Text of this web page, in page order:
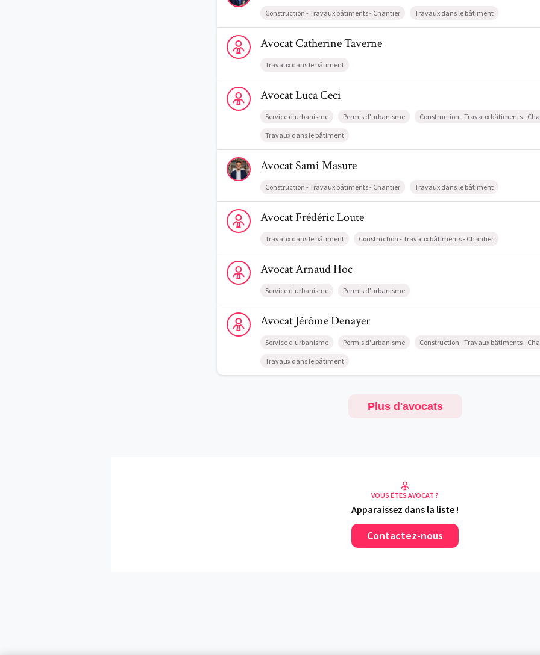
Construction - Travaux bâtiments - Chantier Travaux dans le bâtiment
Voir le profil de AvocatCatherine Taverne
AvocatCatherineTaverne
Travaux dans le bâtiment
Voir le profil de AvocatLuca Ceci
AvocatLucaCeci
Service d'urbanisme Permis d'urbanisme Construction - Travaux bâtiments -
Travaux dans le bâtiment
Voir le profil de AvocatSami Masure
AvocatSamiMasure
Construction - Travaux bâtiments - Chantier Travaux dans le bâtiment
Voir le profil de AvocatFrédéric Loute
AvocatFrédéricLoute
Travaux dans le bâtiment Construction - Travaux bâtiments - Chantier
Voir le profil de AvocatArnaud Hoc
AvocatArnaudHoc
Service d'urbanisme Permis d'urbanisme
Voir le profil de AvocatJérôme Denayer
AvocatJérômeDenayer
Service d'urbanisme Permis d'urbanisme Construction - Travaux bâtiments -
Travaux dans le bâtiment
Plus d'avocats
VOUS ÊTES AVOCAT ?
Apparaissez dans la liste !
Contactez-nous